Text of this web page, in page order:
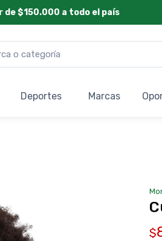
de $150.000 a todo el país
Deportes Marcas
$